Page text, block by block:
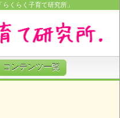
くらく子育て研究所」
コンテンツ一覧